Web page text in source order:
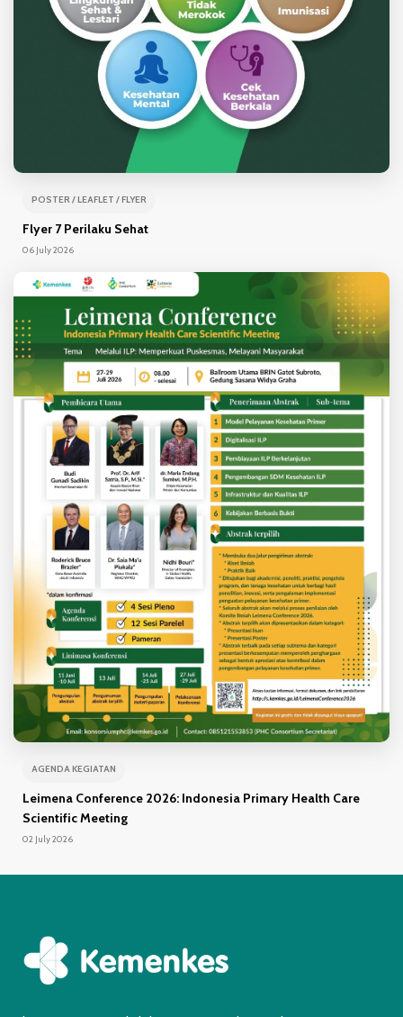
POSTER / LEAFLET / FLYER
Flyer 7 Perilaku Sehat
06 July 2026
AGENDA KEGIATAN
Leimena Conference 2026: Indonesia Primary Health Care
Scientific Meeting
02 July 2026